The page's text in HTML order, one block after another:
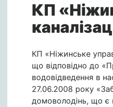
КП
КП «Ніжинське
що відповідно до
водовідведення в
27.06.2008 року
домоволодінь, що є